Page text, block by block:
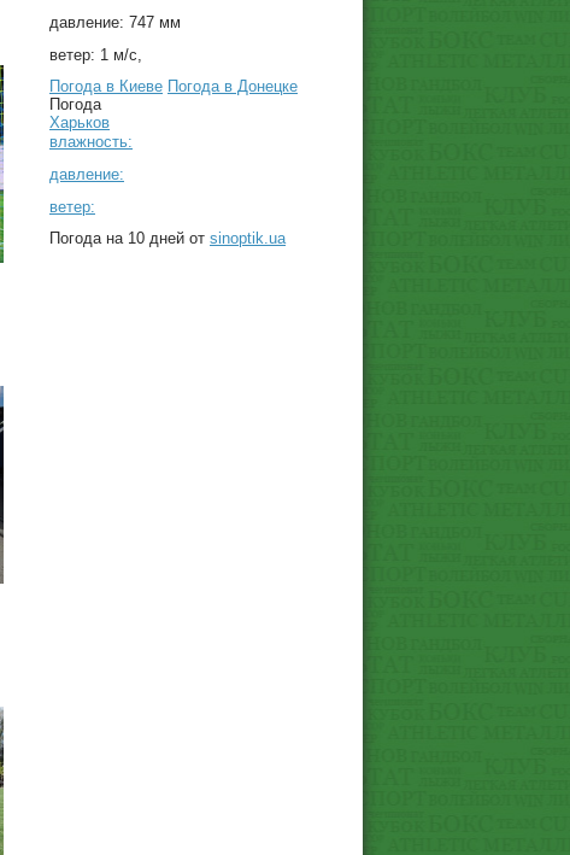
давление: 747 мм
ветер: 1 м/с,
Погода в Киеве Погода в Донецке
Погода
Харьков
влажность:
давление:
ветер:
Погода на 10 дней от sinoptik.ua